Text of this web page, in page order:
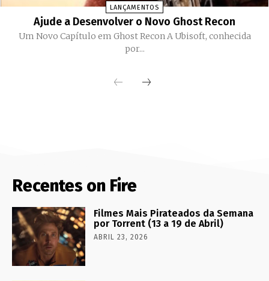
LANÇAMENTOS
Ajude a Desenvolver o Novo Ghost Recon
Um Novo Capítulo em Ghost Recon A Ubisoft, conhecida
por...
Recentes on Fire
Filmes Mais Pirateados da Semana
por Torrent (13 a 19 de Abril)
ABRIL 23, 2026